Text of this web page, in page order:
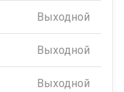
Выходной
Выходной
Выходной